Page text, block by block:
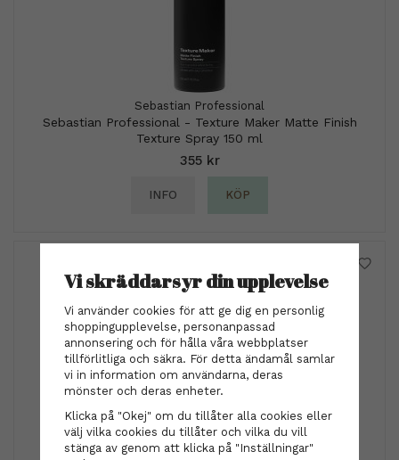
Sebastian Professional
Sebastian Professional - Texture Maker Matte Finish
Texture Spray 150 ml
355 kr
INFO KÖP
Hårklämma - Camilla guld
Vi skräddarsyr din upplevelse
Vi använder cookies för att ge dig en personlig
shoppingupplevelse, personanpassad
annonsering och för hålla våra webbplatser
tillförlitliga och säkra. För detta ändamål samlar
vi in information om användarna, deras
mönster och deras enheter.
Klicka på "Okej" om du tillåter alla cookies eller
välj vilka cookies du tillåter och vilka du vill
stänga av genom att klicka på "Inställningar"